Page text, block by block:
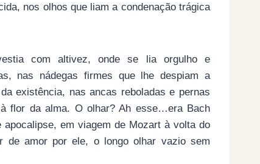
nos olhos que liam a condenação trágica
com altivez, onde se lia orgulho e
nas nádegas firmes que lhe despiam a
existência, nas ancas reboladas e pernas
flor da alma. O olhar? Ah esse…era Bach
em viagem de Mozart à volta do
de amor por ele, o longo olhar vazio sem